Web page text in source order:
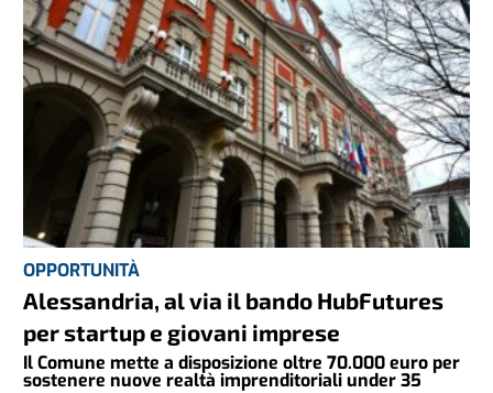
OPPORTUNITÀ
Alessandria, al via il bando HubFutures
per startup e giovani imprese
Il Comune mette a disposizione oltre 70.000 euro per
sostenere nuove realtà imprenditoriali under 35